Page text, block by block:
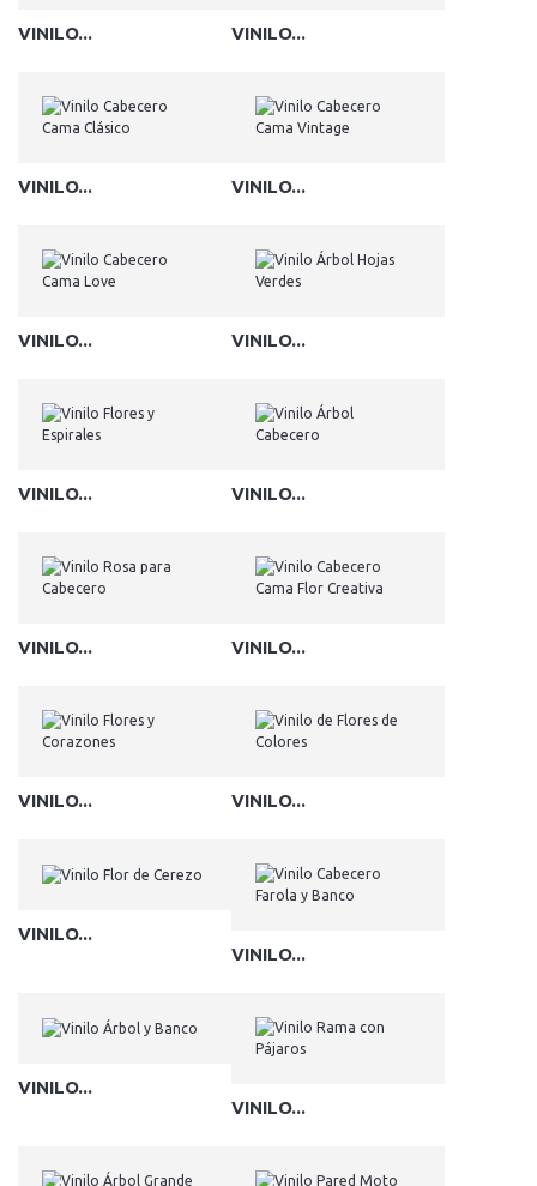
VINILO... VINILO...
VINILO... VINILO...
VINILO... VINILO...
VINILO... VINILO...
VINILO... VINILO...
VINILO... VINILO...
VINILO...
VINILO...
VINILO...
VINILO...